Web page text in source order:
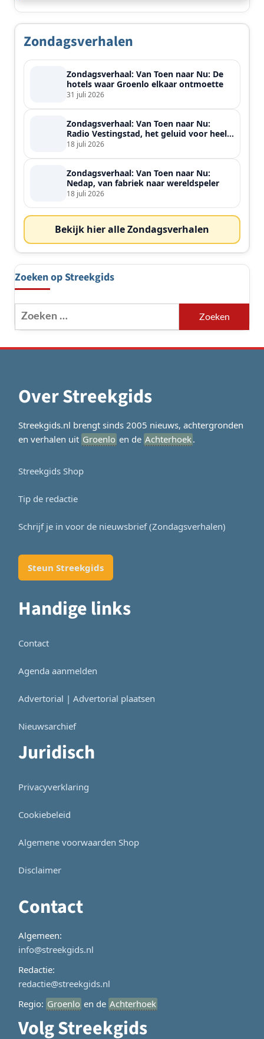
Zondagsverhalen
Zondagsverhaal: Van Toen naar Nu: De
hotels waar Groenlo elkaar ontmoette
31 juli 2026
Zondagsverhaal: Van Toen naar Nu:
Radio Vestingstad, het geluid voor heel
de streek
18 juli 2026
Zondagsverhaal: Van Toen naar Nu:
Nedap, van fabriek naar wereldspeler
18 juli 2026
Bekijk hier alle Zondagsverhalen
Zoeken op Streekgids
Zoeken
naar:
Over Streekgids
Streekgids.nl brengt sinds 2005 nieuws, achtergronden
en verhalen uit Groenlo en de Achterhoek.
Streekgids Shop
Tip de redactie
Schrijf je in voor de nieuwsbrief (Zondagsverhalen)
Steun Streekgids
Handige links
Contact
Agenda aanmelden
Advertorial | Advertorial plaatsen
Nieuwsarchief
Juridisch
Privacyverklaring
Cookiebeleid
Algemene voorwaarden Shop
Disclaimer
Contact
Algemeen:
info@streekgids.nl
Redactie:
redactie@streekgids.nl
Regio: Groenlo en de Achterhoek
Volg Streekgids